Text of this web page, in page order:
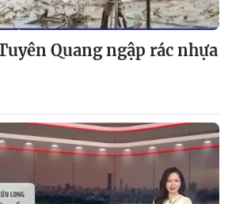
Quang ngập rác nhựa